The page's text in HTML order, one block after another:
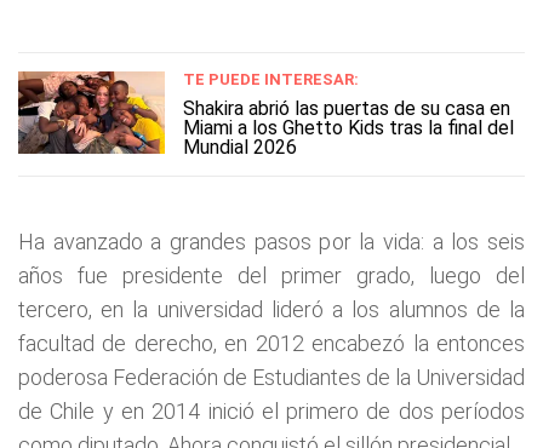
TE PUEDE INTERESAR:
Shakira abrió las puertas de su casa en
Miami a los Ghetto Kids tras la final del
Mundial 2026
Ha avanzado a grandes pasos por la vida: a los seis
años fue presidente del primer grado, luego del
tercero, en la universidad lideró a los alumnos de la
facultad de derecho, en 2012 encabezó la entonces
poderosa Federación de Estudiantes de la Universidad
de Chile y en 2014 inició el primero de dos períodos